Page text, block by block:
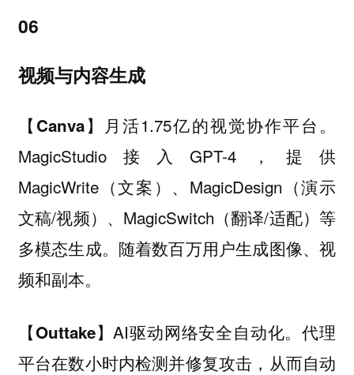
06
视频与内容生成
【Canva】 月活1.75亿的视觉协作平台。
MagicStudio接入GPT-4，提供
MagicWrite（文案）、MagicDesign（演示
文稿/视频）、MagicSwitch（翻译/适配）等
多模态生成。随着数百万用户生成图像、视
频和副本。
【Outtake】AI驱动网络安全自动化。代理
平台在数小时内检测并修复攻击，从而自动